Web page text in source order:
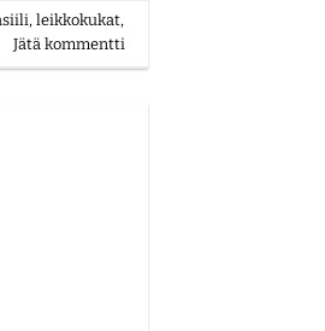
, leikkokukat,
Jätä kommentti